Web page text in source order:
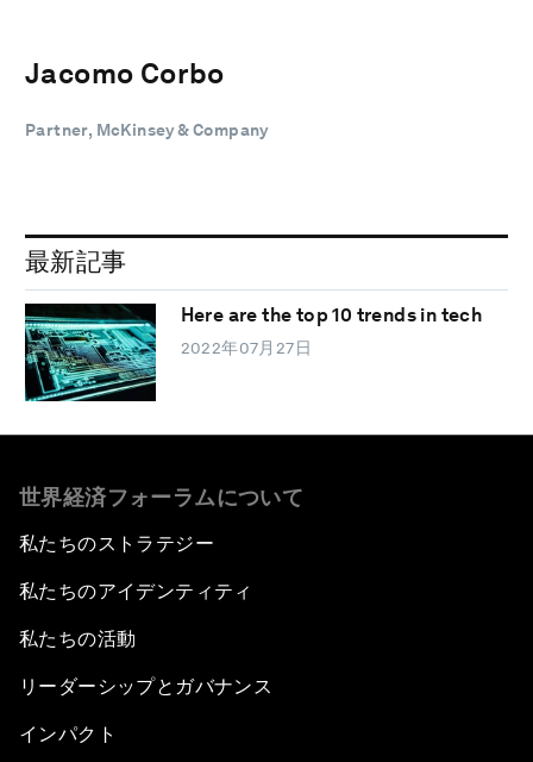
Jacomo Corbo
Partner, McKinsey & Company
最新記事
Here are the top 10 trends in tech
2022年07月27日
世界経済フォーラムについて
私たちのストラテジー
私たちのアイデンティティ
私たちの活動
リーダーシップとガバナンス
インパクト